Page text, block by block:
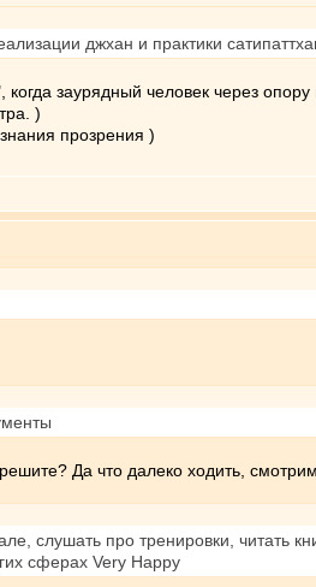
джхан и практики
заурядный человек через
)
прозрения )
Да что далеко ходить,
слушать про тренировки, читать
сферах Very Happy